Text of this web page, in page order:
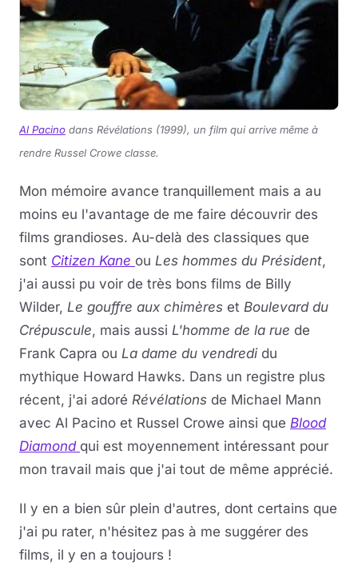
Al Pacino dans Révélations (1999), un film qui arrive même à
rendre Russel Crowe classe.
Mon mémoire avance tranquillement mais a au
moins eu l'avantage de me faire découvrir des
films grandioses. Au-delà des classiques que
sont Citizen Kane ou Les hommes du Président,
j'ai aussi pu voir de très bons films de Billy
Wilder, Le gouffre aux chimères et Boulevard du
Crépuscule, mais aussi L'homme de la rue de
Frank Capra ou La dame du vendredidu
mythique Howard Hawks. Dans un registre plus
récent, j'ai adoré Révélations de Michael Mann
avec Al Pacino et Russel Crowe ainsi que Blood
Diamond qui est moyennement intéressant pour
mon travail mais que j'ai tout de même apprécié.
Il y en a bien sûr plein d'autres, dont certains que
j'ai pu rater, n'hésitez pas à me suggérer des
films, il y en a toujours !